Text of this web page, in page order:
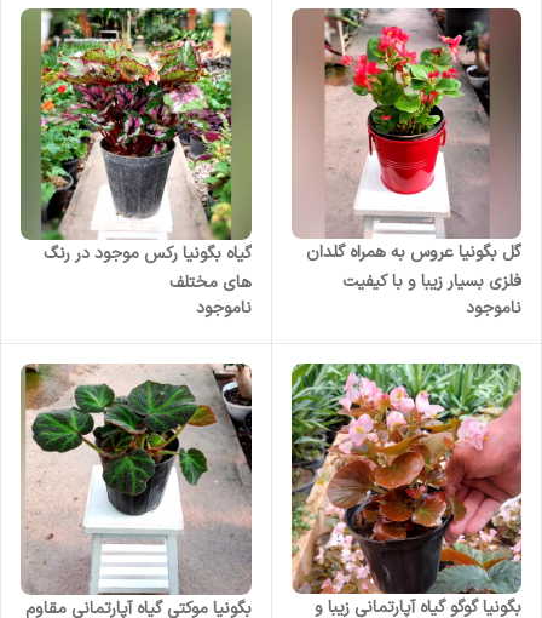
گل بگونیا عروس به همراه گلدان
فلزی بسیار زیبا و با کیفیت
ناموجود
گیاه بگونیا رکس موجود در رنگ
های مختلف
ناموجود
بگونیا گوگو گیاه آپارتمانی زیبا و بگونیا موکتی گیاه آپارتمانی مقاوم